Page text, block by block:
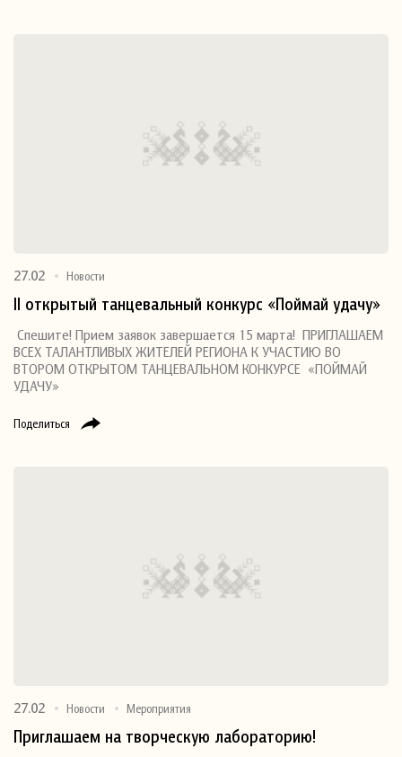
Поделиться
27.02 Новости
II открытый танцевальный конкурс «Поймай удачу»
Спешите! Прием заявок завершается 15 марта! ПРИГЛАШАЕМ
ВСЕХ ТАЛАНТЛИВЫХ ЖИТЕЛЕЙ РЕГИОНА К УЧАСТИЮ ВО
ВТОРОМ ОТКРЫТОМ ТАНЦЕВАЛЬНОМ КОНКУРСЕ «ПОЙМАЙ
УДАЧУ»
27.02 Новости Мероприятия
Приглашаем на творческую лабораторию!